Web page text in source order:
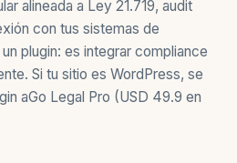
alineada a Ley 21.719, audit
con tus sistemas de
plugin: es integrar compliance
Si tu sitio es WordPress, se
aGo Legal Pro (USD 49.9 en